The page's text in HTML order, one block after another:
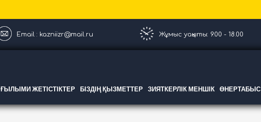
Email : kazniizr@mail.ru Жұмыс уақыты: 9.00 - 18.00
ҒЫЛЫМИ ЖЕТІСТІКТЕР БІЗДІҢ ҚЫЗМЕТТЕР ЗИЯТКЕРЛІК МЕНШІК ӨНЕРТАБЫС